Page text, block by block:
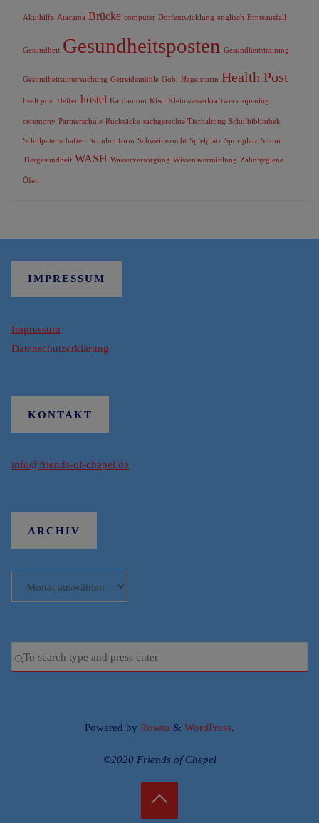
Akuthilfe Atacama Brücke computer Dorfentwicklung englisch Ernteausfall
Gesundheit Gesundheitsposten Gesundheitstraining
Gesundheitsuntersuchung Getreidemühle Gobi Hagelsturm Health Post
healt post Heifer hostel Kardamom Kiwi Kleinwasserkraftwerk opening
ceremony Partnerschule Rucksäcke sachgerechte Tierhaltung Schulbibliothek
Schulpatenschaften Schuluniform Schweinezucht Spielplatz Sportplatz Strom
Tiergesundheit WASH Wasserversorgung Wissensvermittlung Zahnhygiene
Öfen
IMPRESSUM
Impressum
Datenschutzerklärung
KONTAKT
info@friends-of-chepel.de
ARCHIV
SEARCH
Powered by Roseta & WordPress.
©2020 Friends of Chepel
Back